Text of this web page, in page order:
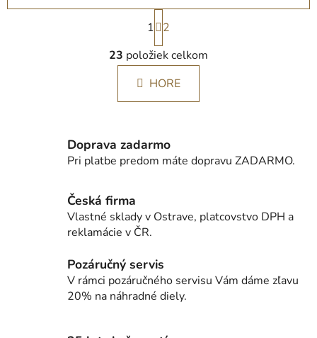
O
v
l
á
d
i
e
v
v
ý
p
S
t
r
á
n
k
i
e
1
2
23 položiek celkom
HORE
Doprava zadarmo
Pri platbe predom máte dopravu ZADARMO.
Česká firma
Vlastné sklady v Ostrave, platcovstvo DPH a
reklamácie v ČR.
Pozáručný servis
V rámci pozáručného servisu Vám dáme zľavu
20% na náhradné diely.